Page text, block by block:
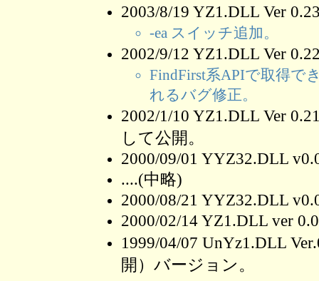
2003/8/19 YZ1.DLL Ver
-ea スイッチ追加。
2002/9/12 YZ1.DLL Ver
FindFirst系APIで取得で
れるバグ修正。
2002/1/10 YZ1.DLL Ver
して公開。
2000/09/01 YYZ32.DLL
....(中略)
2000/08/21 YYZ32.DLL
2000/02/14 YZ1.DLL ver
1999/04/07 UnYz1.DLL
開）バージョン。